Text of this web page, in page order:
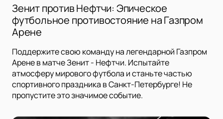
Зенит против Нефтчи: Эпическое
футбольное противостояние на Газпром
Арене
Поддержите свою команду на легендарной Газпром
Арене в матче Зенит - Нефтчи. Испытайте
атмосферу мирового футбола и станьте частью
спортивного праздника в Санкт-Петербурге! Не
пропустите это значимое событие.